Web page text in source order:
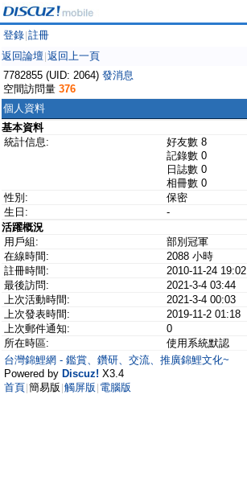
登錄 註冊
返回論壇 返回上一頁
7782855 (UID: 2064) 發消息
空間訪問量 376
個人資料
基本資料
統計信息:
好友數 8
記錄數 0
日誌數 0
相冊數 0
性別:
保密
生日:
-
活躍概況
用戶組:
部別冠軍
在線時間:
2088 小時
註冊時間:
2010-11-24 19:02
最後訪問:
2021-3-4 03:44
上次活動時間:
2021-3-4 00:03
上次發表時間:
2019-11-2 01:18
上次郵件通知:
0
所在時區:
使用系統默認
台灣錦鯉網 - 鑑賞、鑽研、交流、推廣錦鯉文化~
Powered by Discuz! X3.4
首頁 簡易版 觸屏版 電腦版